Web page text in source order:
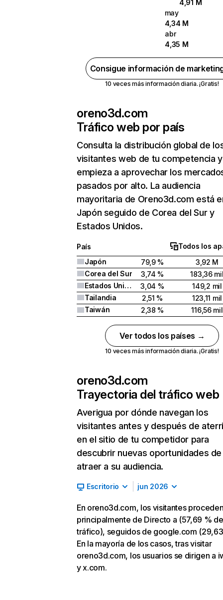
4,91 M
may
4,34 M
abr
4,35 M
Consigue información de
10 veces más información diaria. ¡Gratis!
oreno3d.com
Tráfico web por país
Consulta la distribución global de
visitantes web de tu competencia y
empieza a aprovechar los
pasados por alto. La audiencia
mayoritaria de Oreno3d.com está
Japón seguido de Corea del Sur y
Estados Unidos.
País
Todos los
Japón
79,9 %
3,92 M
Corea del Sur
3,74 %
183,36
Estados Unidos
3,04 %
149,2 mil
Tailandia
2,51 %
123,11 mil
Taiwán
2,38 % 116,56 mil
Ver todos los países →
10 veces más información diaria. ¡Gratis!
oreno3d.com
Trayectoria del tráfico web
Averigua por dónde navegan los
visitantes antes y después de
en el sitio de tu competidor para
descubrir nuevas oportunidades de
atraer a su audiencia.
Escritorio jun 2026
En oreno3d.com, los visitantes
principalmente de Directo a (57,69 % de
tráfico), seguidos de google.com
En la mayoría de los casos, tras visitar
oreno3d.com, los usuarios se dirigen a
y x.com.